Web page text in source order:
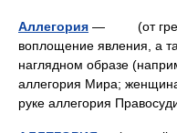
Аллегория — (от греч.
воплощение явления, а
наглядном образе
аллегория Мира;
руке аллегория